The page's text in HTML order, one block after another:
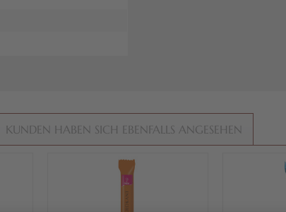
KUNDEN HABEN SICH EBENFALLS ANGESEHEN